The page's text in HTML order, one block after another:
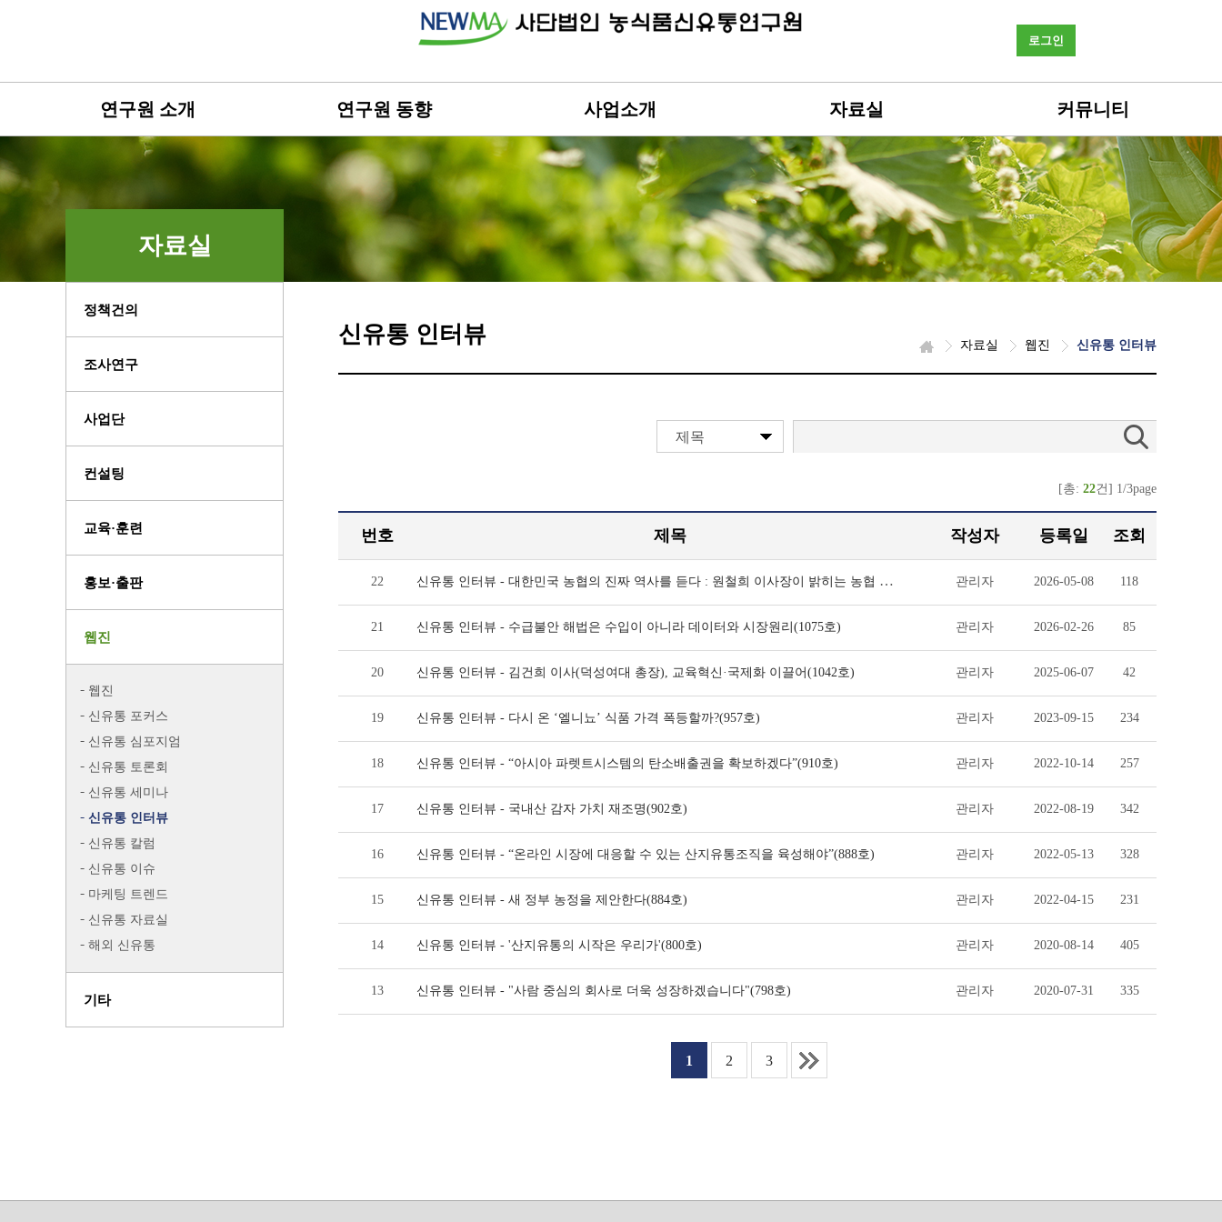
로그인
연구원 소개 연구원 동향 사업소개 자료실 커뮤니티
자료실
정책건의
조사연구
사업단
컨설팅
교육·훈련
홍보·출판
웹진
웹진
신유통 포커스
신유통 심포지엄
신유통 토론회
신유통 세미나
신유통 인터뷰
신유통 칼럼
신유통 이슈
마케팅 트렌드
신유통 자료실
해외 신유통
기타
신유통 인터뷰 자료실 웹진 신유통 인터뷰
제목
[총: 22건] 1/3page
번호 제목 작성자 등록일 조회
22 신유통 인터뷰 - 대한민국 농협의 진짜 역사를 듣다 : 원철희 이사장이 밝히는 농협 경제비 관리자 2026-05-08 118
21 신유통 인터뷰 - 수급불안 해법은 수입이 아니라 데이터와 시장원리(1075호) 관리자 2026-02-26 85
20 신유통 인터뷰 - 김건희 이사(덕성여대 총장), 교육혁신·국제화 이끌어(1042호) 관리자 2025-06-07 42
19 신유통 인터뷰 - 다시 온 ‘엘니뇨’ 식품 가격 폭등할까?(957호) 관리자 2023-09-15 234
18 신유통 인터뷰 - “아시아 파렛트시스템의 탄소배출권을 확보하겠다”(910호) 관리자 2022-10-14 257
17 신유통 인터뷰 - 국내산 감자 가치 재조명(902호) 관리자 2022-08-19 342
16 신유통 인터뷰 - “온라인 시장에 대응할 수 있는 산지유통조직을 육성해야”(888호) 관리자 2022-05-13 328
15 신유통 인터뷰 - 새 정부 농정을 제안한다(884호) 관리자 2022-04-15 231
14 신유통 인터뷰 - '산지유통의 시작은 우리가'(800호) 관리자 2020-08-14 405
13 신유통 인터뷰 - "사람 중심의 회사로 더욱 성장하겠습니다"(798호) 관리자 2020-07-31 335
1 2 3